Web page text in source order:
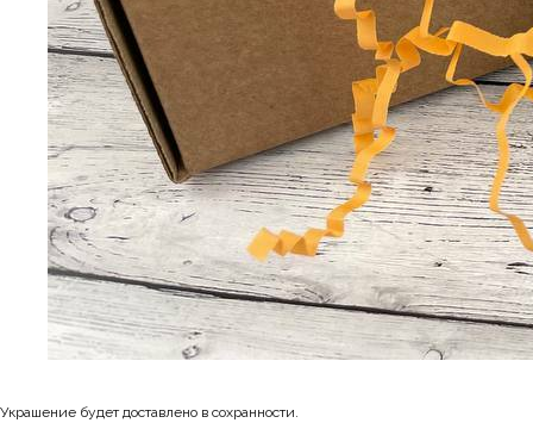
Украшение будет доставлено в сохранности.